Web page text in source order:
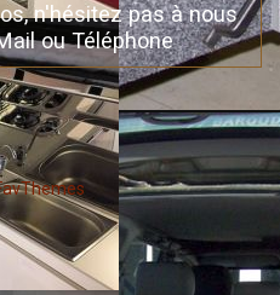
n'hésitez pas à nous
ou Téléphone